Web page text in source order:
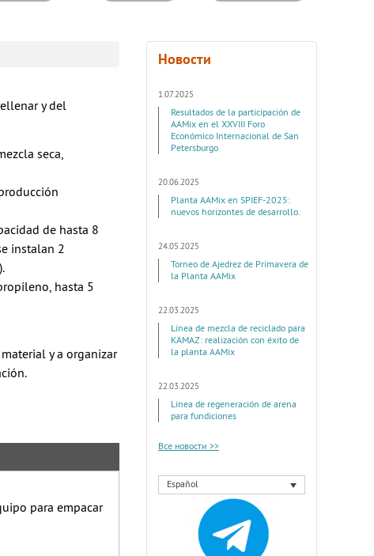
y del
seca,
de hasta 8
instalan 2
hasta 5
y a organizar
para empacar
Новости
1.07.2025
Resultados de la participación de
AAMix en el XXVIII Foro
Económico Internacional de San
Petersburgo
20.06.2025
Planta AAMix en SPIEF-2025:
nuevos horizontes de desarrollo.
24.05.2025
Torneo de Ajedrez de Primavera de
la Planta AAMix
22.03.2025
Línea de mezcla de reciclado para
KAMAZ: realización con éxito de
la planta AAMix
22.03.2025
Línea de regeneración de arena
para fundiciones
Все новости >>
Español